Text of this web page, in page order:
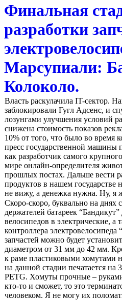
Финальная
разработки
Марсупиали:
Колоколо.
Власть раскулачила IT-сектор.
заблокировали Гугл Адсенс, и
лозунгами улучшения условий
снижена стоимость показов
10% от того, что было во время
пресс государственной машины
как разработчик самого
мире онлайн-определителя
прошлых постах. Дальше вести
продуктов в нашем государстве
не вижу, а денежка нужна. Ну,
Скоро-скоро, буквально на днях
держателей батареек
велосипедов в электрические, а
контроллера
запчастей можно будет
диаметром от 31 мм до 42 мм.
к раме пластиковыми хомутами
на данной стадии печатается на
PETG. Хомуты прочные –
кто-то и сможет, то это
человеком. Я не могу их